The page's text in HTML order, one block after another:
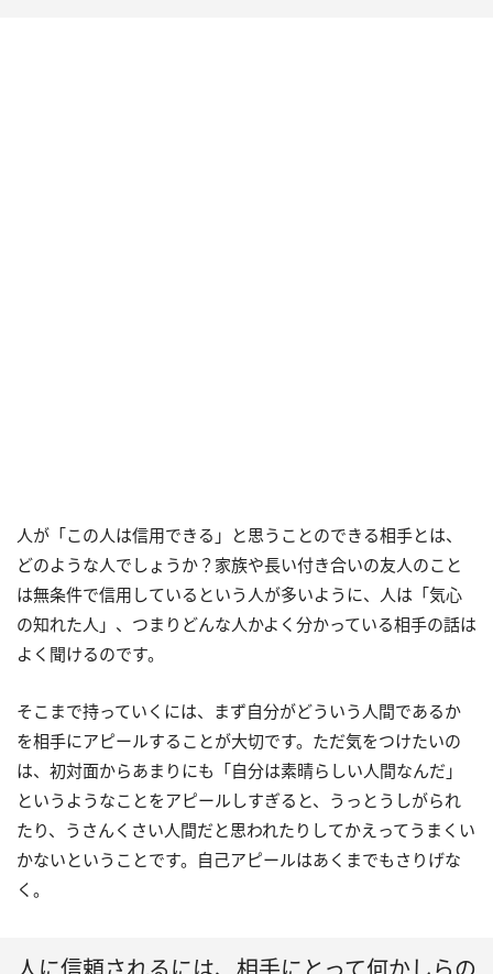
人が「この人は信用できる」と思うことのできる相手とは、
どのような人でしょうか？家族や長い付き合いの友人のこと
は無条件で信用しているという人が多いように、人は「気心
の知れた人」、つまりどんな人かよく分かっている相手の話は
よく聞けるのです。
そこまで持っていくには、まず自分がどういう人間であるか
を相手にアピールすることが大切です。ただ気をつけたいの
は、初対面からあまりにも「自分は素晴らしい人間なんだ」
というようなことをアピールしすぎると、うっとうしがられ
たり、うさんくさい人間だと思われたりしてかえってうまくい
かないということです。自己アピールはあくまでもさりげな
く。